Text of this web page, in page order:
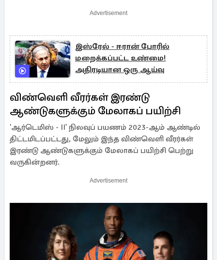
Advertisement
இஸ்ரேல் - ஈரான் போரில்
மறைக்கப்பட்ட உண்மை!
அதிரடியான ஒரு ஆய்வு
விண்வெளி வீரர்கள் இரண்டு
ஆண்டுகளுக்கும் மேலாகப் பயிற்சி
'ஆர்டெமிஸ் - II' நிலவுப் பயணம் 2023-ஆம் ஆண்டில்
திட்டமிடப்பட்டது, மேலும் இந்த விண்வெளி வீரர்கள்
இரண்டு ஆண்டுகளுக்கும் மேலாகப் பயிற்சி பெற்று
வருகின்றனர்.
Advertisement